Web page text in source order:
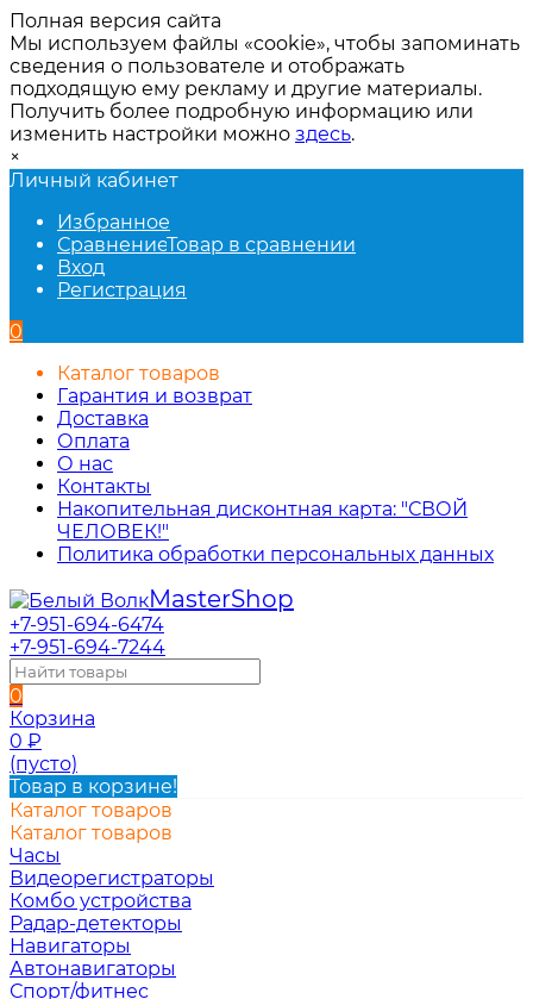
Полная версия сайта
Мы используем файлы «cookie», чтобы запоминать
сведения о пользователе и отображать
подходящую ему рекламу и другие материалы.
Получить более подробную информацию или
изменить настройки можно здесь.
×
Личный кабинет
Избранное
СравнениеТовар в сравнении
Вход
Регистрация
0
Каталог товаров
Гарантия и возврат
Доставка
Оплата
О нас
Контакты
Накопительная дисконтная карта: "СВОЙ
ЧЕЛОВЕК!"
Политика обработки персональных данных
MasterShop
+7-951-694-6474
+7-951-694-7244
0
Корзина
0 ₽
(пусто)
Товар в корзине!
Каталог товаров
Каталог товаров
Часы
Видеорегистраторы
Комбо устройства
Радар-детекторы
Навигаторы
Автонавигаторы
Спорт/фитнес